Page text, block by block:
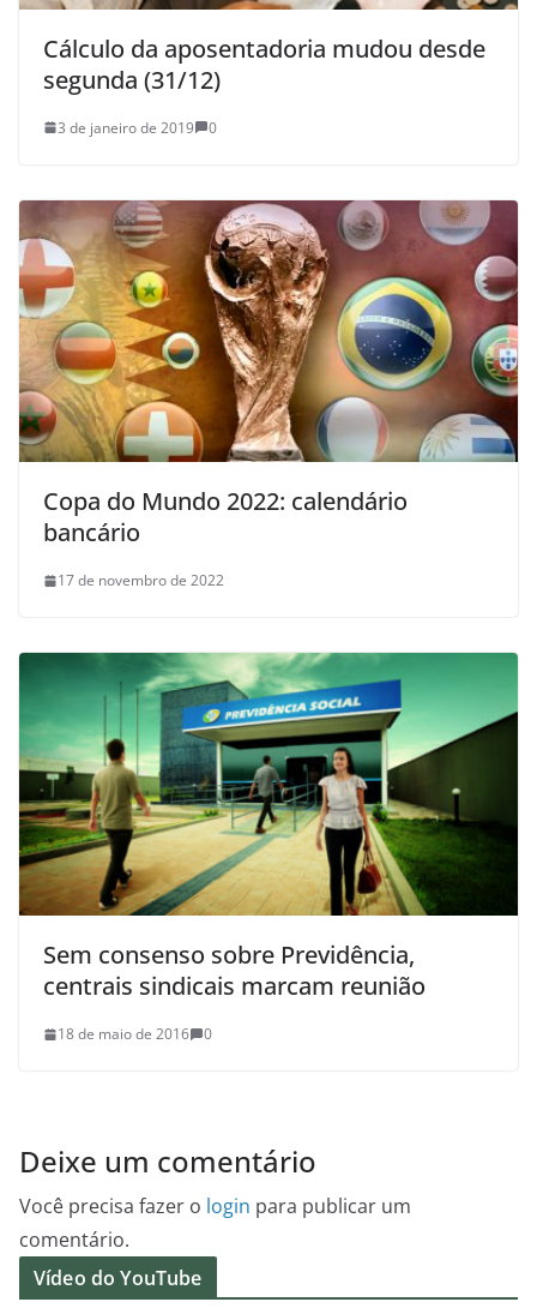
Cálculo da aposentadoria mudou desde
segunda (31/12)
3 de janeiro de 2019 0
Copa do Mundo 2022: calendário
bancário
17 de novembro de 2022
Sem consenso sobre Previdência,
centrais sindicais marcam reunião
18 de maio de 2016 0
Deixe um comentário
Você precisa fazer o login para publicar um
comentário.
Vídeo do YouTube